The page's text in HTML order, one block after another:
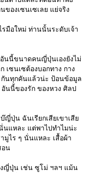
ของเซนเซเลย แย่จริง
มือใหม่ ท่านนั้นระดับเจ้า
นี้ขนาดคนญี่ปุ่นเองยังไม่
เซนเซต้องบอกทาง กาง
นทุกคันแล้วน่ะ ป้อนข้อมูล
นนี้ของรัก ของหวง ศิลป
ญี่ปุ่น ฉันเรียกเสียเขาเสีย
นแหละ แต่พาไปทำไมน่ะ
มูไร ๆ นั่นแหละ เสื้อผ้า
อน
ญี่ปุ่น เช่น ซูโม่ ฯลฯ แม้น